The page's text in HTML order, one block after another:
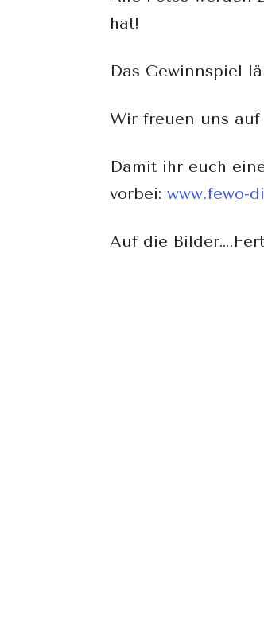
hat!
Das Gewinnspiel
Wir freuen uns auf
Damit ihr euch
vorbei: www.fewo-
Auf die